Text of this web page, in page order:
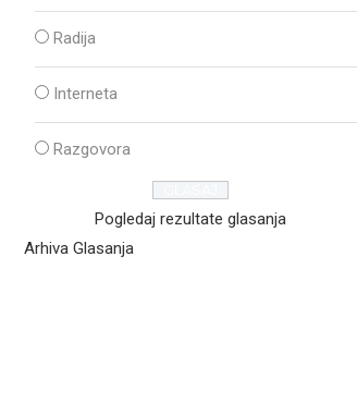
Radija
Interneta
Razgovora
Pogledaj rezultate glasanja
Arhiva Glasanja